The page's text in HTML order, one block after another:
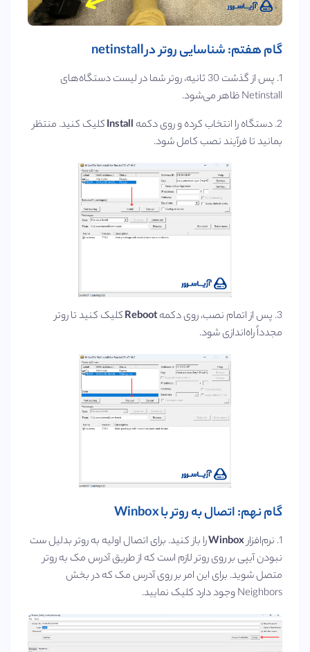
گام هفتم: شناسایی روتر در netinstall
1. پس از گذشت 30 ثانیه، روتر شما در لیست دستگاه‌های
Netinstall ظاهر می‌شود.
2. دستگاه را انتخاب کرده و روی دکمه
Installکلیک کنید. منتظر
بمانید تا فرآیند نصب کامل شود.
3. پس از اتمام نصب، روی دکمه Rebootکلیک کنید تا روتر
مجدداً راه‌اندازی شود.
گام نهم: اتصال به روتر با Winbox
1. نرم‌افزار Winboxرا باز کنید. برای اتصال اولیه به روتر بدلیل ست
نبودن آیپی بر روی روتر لازم است که از طریق آدرس مک به روتر
متصل شوید. برای این امر بر روی آدرس مک که در بخش
Neighbors وجود دارد کلیک نمایید.